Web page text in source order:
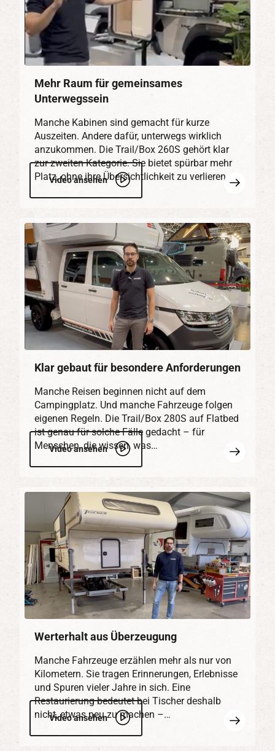
Video ansehen
Mehr Raum für gemeinsames
Unterwegssein
Manche Kabinen sind gemacht für kurze
Auszeiten. Andere dafür, unterwegs wirklich
anzukommen. Die Trail/Box 260S gehört klar
zur zweiten Kategorie. Sie bietet spürbar mehr
Platz, ohne ihre Übersichtlichkeit zu verlieren…Mehr
erfahren
Video ansehen
Klar gebaut für besondere Anforderungen
Manche Reisen beginnen nicht auf dem
Campingplatz. Und manche Fahrzeuge folgen
eigenen Regeln. Die Trail/Box 280S auf Flatbed
ist genau für solche Fälle gedacht – für
Menschen, die wissen, was…
erfahren
Video ansehen
Werterhalt aus Überzeugung
Manche Fahrzeuge erzählen mehr als nur von
Kilometern. Sie tragen Erinnerungen, Erlebnisse
und Spuren vieler Jahre in sich. Eine
Restaurierung bedeutet bei Tischer deshalb
nicht, etwas neu zu machen –…
erfahren